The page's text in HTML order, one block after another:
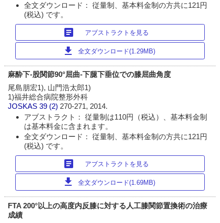
全文ダウンロード： 従量制、基本料金制の方共に121円
(税込) です。
article アブストラクトを見る
download 全文ダウンロード(1.29MB)
麻酔下-股関節90°屈曲-下腿下垂位での膝屈曲角度
尾島朋宏1), 山門浩太郎1)
1)福井総合病院整形外科
JOSKAS 39 (2) 270-271, 2014.
アブストラクト： 従量制は110円（税込）、基本料金制
は基本料金に含まれます。
全文ダウンロード： 従量制、基本料金制の方共に121円
(税込) です。
article アブストラクトを見る
download 全文ダウンロード(1.69MB)
FTA 200°以上の高度内反膝に対する人工膝関節置換術の治療
成績